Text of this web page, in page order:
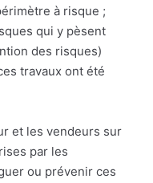
à risque ;
qui y pèsent
des risques)
travaux ont été
et les vendeurs sur
par les
ou prévenir ces